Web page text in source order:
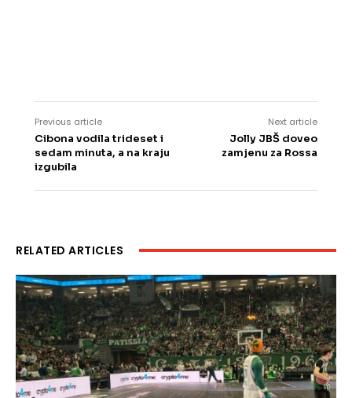
Previous article
Cibona vodila trideset i
sedam minuta, a na kraju
izgubila
Next article
Jolly JBŠ doveo
zamjenu za Rossa
RELATED ARTICLES